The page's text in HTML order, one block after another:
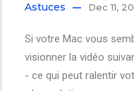
Astuces Dec 11,
Si votre Mac vous
visionner la vidéo
- ce qui peut ralentir